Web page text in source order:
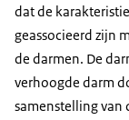
dat de
geassocieerd zijn
de darmen. De
verhoogde darm
samenstelling van